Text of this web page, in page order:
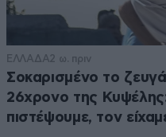
ΕΛΛΑΔΑ2 ω. πριν
Σοκαρισμένο το
26χρονο της
πιστέψουμε, τον